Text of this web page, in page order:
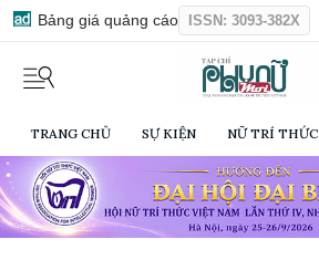
Bảng giá quảng cáo ISSN: 3093-382X
TRANG CHỦ SỰ KIỆN NỮ TRÍ THỨC